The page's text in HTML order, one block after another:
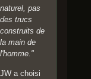
naturel, pas
des trucs
construits de
la main de
l'homme."
JW a choisi